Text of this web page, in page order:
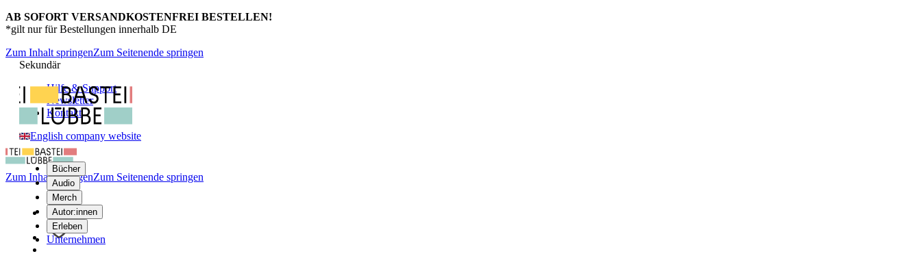
AB SOFORT VERSANDKOSTENFREI BESTELLEN!
*gilt nur für Bestellungen innerhalb DE
Zum Inhalt springenZum Seitenende springen
Sekundär
Hilfe & Support
Newsletter
Kontakt
English company website
Bücher
Audio
Merch
Autor:innen
Erleben
Unternehmen
Zum Inhalt springenZum Seitenende springen